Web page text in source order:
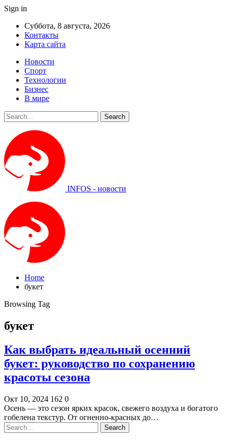
Sign in
Суббота, 8 августа, 2026
Контакты
Карта сайта
Новости
Спорт
Технологии
Бизнес
В мире
INFOS - новости
Home
букет
Browsing Tag
букет
Как выбрать идеальный осенний
букет: руководство по сохранению
красоты сезона
Окт 10, 2024 162 0
Осень — это сезон ярких красок, свежего воздуха и богатого
гобелена текстур. От огненно-красных до…